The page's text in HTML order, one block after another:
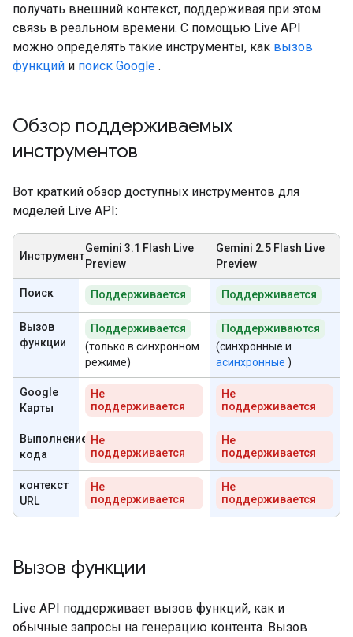
получать внешний контекст, поддерживая при этом
связь в реальном времени. С помощью Live API
можно определять такие инструменты, как вызов
функций и поиск Google .
Обзор поддерживаемых
инструментов
Вот краткий обзор доступных инструментов для
моделей Live API:
Инструмент
Gemini 3.1 Flash Live
Preview
Gemini 2.5 Flash Live
Preview
Поиск Поддерживается Поддерживается
Вызов
функции
Поддерживается
(только в синхронном
режиме)
Поддерживаются
(синхронные и
асинхронные )
Google
Карты
Не
поддерживается
Не
поддерживается
Выполнение
кода
Не
поддерживается
Не
поддерживается
контекст
URL
Не
поддерживается
Не
поддерживается
Вызов функции
Live API поддерживает вызов функций, как и
обычные запросы на генерацию контента. Вызов